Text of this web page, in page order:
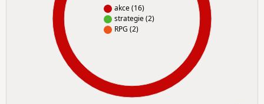
akce (16)
strategie (2)
RPG (2)